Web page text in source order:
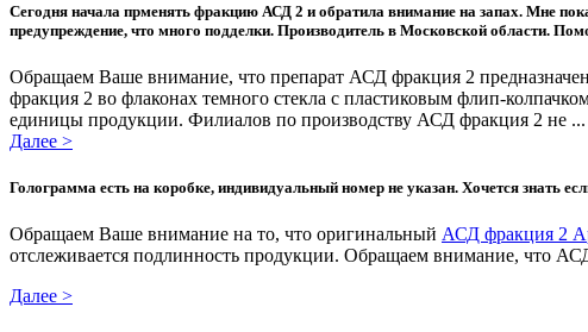
Сегодня начала прменять фракцию АСД 2 и обратила внимание на запах. Мне
предупреждение, что много подделки. Производитель в Московской области.
Обращаем Ваше внимание, что препарат АСД фракция 2
фракция 2 во флаконах темного стекла с пластиковым флип-
единицы продукции. Филиалов по производству АСД фракция 2 не ...
Далее >
Голограмма есть на коробке, индивидуальный номер не указан. Хочется знать
Обращаем Ваше внимание на то, что оригинальный АСД фракция 2
отслеживается подлинность продукции. Обращаем внимание, что
Далее >